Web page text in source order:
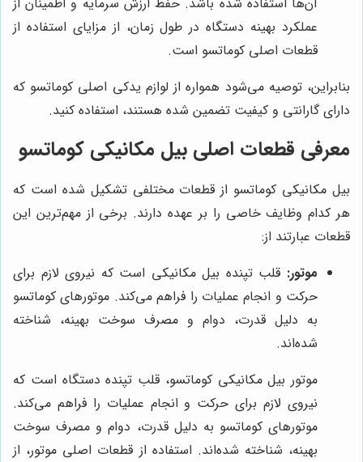
عملکرد بهینه دستگاه در طول زمان، از مزایای استفاده از
قطعات اصلی کوماتسو است.
بنابراین، توصیه می‌شود همواره از لوازم یدکی اصلی کوماتسو که
دارای گارانتی و کیفیت تضمین شده هستند، استفاده کنید.
معرفی قطعات اصلی بیل مکانیکی کوماتسو
بیل مکانیکی کوماتسو از قطعات مختلفی تشکیل شده است که
هر کدام وظایف خاصی را بر عهده دارند. برخی از مهم‌ترین این
قطعات عبارتند از:
موتور: قلب تپنده بیل مکانیکی است که نیروی لازم برای
حرکت و انجام عملیات را فراهم می‌کند. موتورهای کوماتسو
به دلیل قدرت، دوام و مصرف سوخت بهینه، شناخته
شده‌اند.
موتور بیل مکانیکی کوماتسو، قلب تپنده دستگاه است که
نیروی لازم برای حرکت و انجام عملیات را فراهم می‌کند.
موتورهای کوماتسو به دلیل قدرت، دوام و مصرف سوخت
بهینه، شناخته شده‌اند. استفاده از قطعات اصلی موتور، از